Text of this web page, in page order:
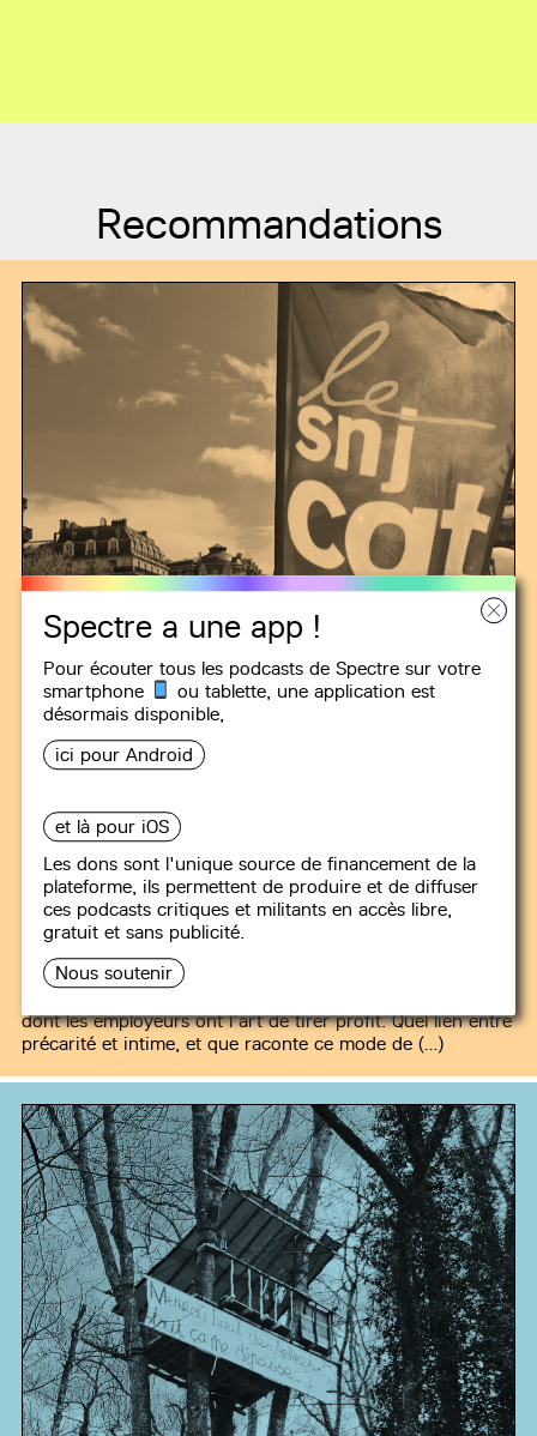
Spectre a une app !
Pour écouter tous les podcasts de Spectre sur votre
smartphone
ou tablette, uneapplication est
désormais disponible,
ici pour Android
et là pour iOS
Les dons sont l'unique source de financement de la
plateforme, ils permettent de produire et de diffuser
ces podcasts critiques et militants en accès libre,
gratuit et sans publicité.
Nous soutenir
Recommandations
TÉMOINS
#3Droits des pigistes 2/2 - Métier
passion, précarité et capitalisme
sauvage
42 min
Être journaliste rémunéré à la pige, c’est bien souvent se
trouver au croisement du métier passion et du travail
dont les employeurs ont l’art de tirer profit. Quel lien entre
précarité et intime, et que raconte ce mode de (…)